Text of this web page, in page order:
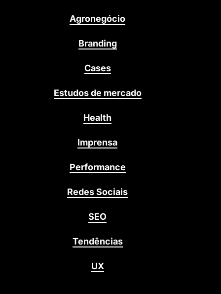
Agronegócio
Branding
Cases
Estudos de mercado
Health
Imprensa
Performance
Redes Sociais
SEO
Tendências
UX